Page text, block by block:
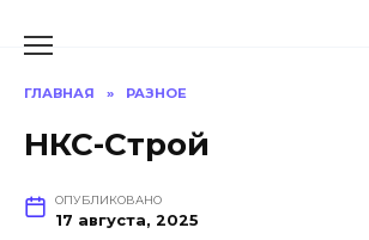
ГЛАВНАЯ » РАЗНОЕ
НКС-Строй
ОПУБЛИКОВАНО
17 августа, 2025